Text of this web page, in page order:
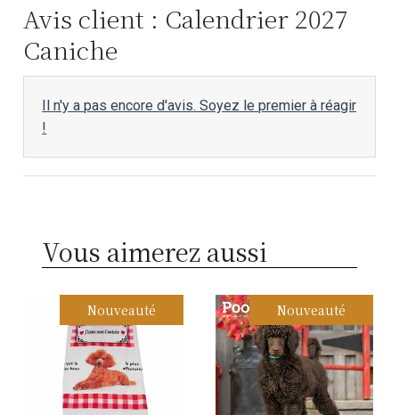
Avis client : Calendrier 2027
Caniche
Il n'y a pas encore d'avis. Soyez le premier à réagir
!
Vous aimerez aussi
Nouveauté Nouveauté